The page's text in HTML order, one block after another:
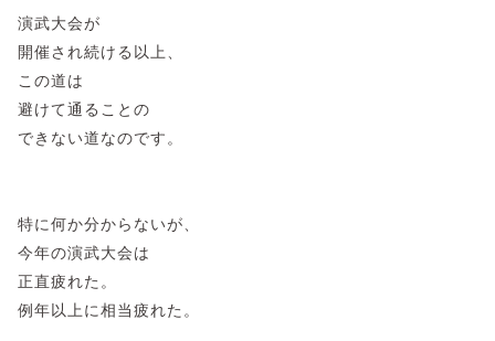
演武大会が
開催され続ける以上、
この道は
避けて通ることの
できない道なのです。
特に何か分からないが、
今年の演武大会は
正直疲れた。
例年以上に相当疲れた。